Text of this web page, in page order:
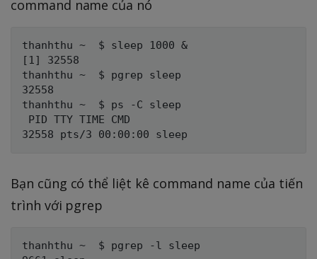
command name của nó
thanhthu ~  $ sleep 1000 &
[1] 32558
thanhthu ~  $ pgrep sleep
32558
thanhthu ~  $ ps -C sleep
PID TTY TIME CMD
Bạn cũng có thể liệt kê command name của tiến
trình với pgrep
thanhthu ~  $ pgrep -l sleep